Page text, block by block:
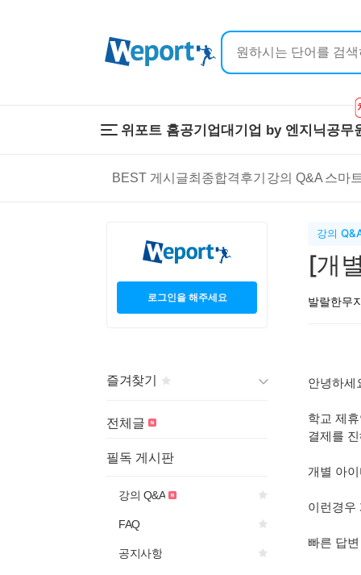
위포트 홈공기업대기업 by 엔지닉공무
BEST 게시글최종합격후기 강의 Q&A 스마
온라인 강의
이공계 강의
학원 강의
1:1 컨설팅
로그인을 해주세요
즐겨찾기
게시판 제목의
전체글
필독 게시판
강의 Q&A
FAQ
공지사항
강의
[개
발랄한무
안녕하세
학교 제
결제를
개별 아
이런경우
빠른 답